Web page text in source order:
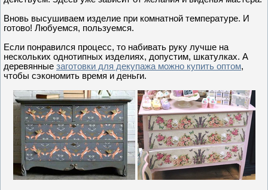
Вновь высушиваем изделие при комнатной температуре. И
готово! Любуемся, пользуемся.
Если понравился процесс, то набивать руку лучше на
нескольких однотипных изделиях, допустим, шкатулках. А
деревянные заготовки для декупажа можно купить оптом,
чтобы сэкономить время и деньги.